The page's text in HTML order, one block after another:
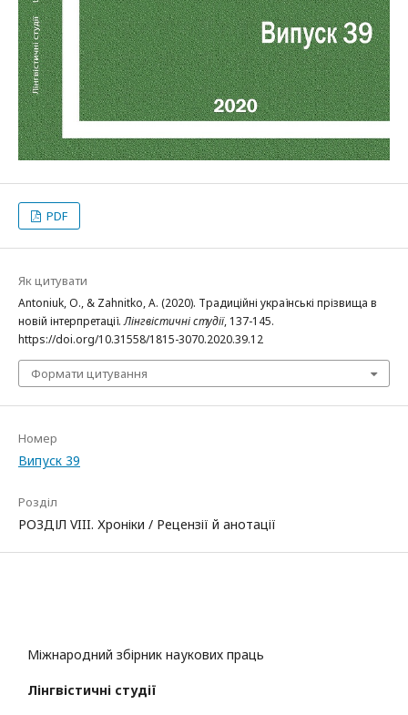
PDF
Як цитувати
Antoniuk, O., & Zahnitko, A. (2020). Традиційні українські прізвища в
новій інтерпретації.Лінгвістичні студії, 137-145.
https://doi.org/10.31558/1815-3070.2020.39.12
Формати цитування
Номер
Випуск 39
Розділ
РОЗДІЛ VIII. Хроніки / Рецензії й анотації
Міжнародний збірник наукових праць
Лінгвістичні студії